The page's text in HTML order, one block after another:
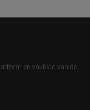
en vakblad van de